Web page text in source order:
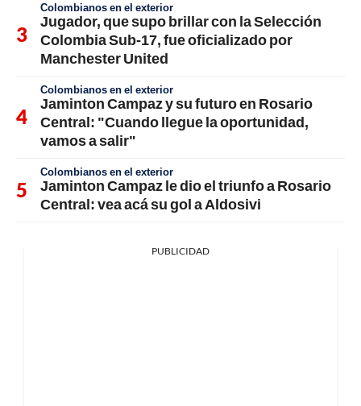
Colombianos en el exterior
Jugador, que supo brillar con la Selección
Colombia Sub-17, fue oficializado por
Manchester United
Colombianos en el exterior
Jaminton Campaz y su futuro en Rosario
Central: "Cuando llegue la oportunidad,
vamos a salir"
Colombianos en el exterior
Jaminton Campaz le dio el triunfo a Rosario
Central: vea acá su gol a Aldosivi
PUBLICIDAD